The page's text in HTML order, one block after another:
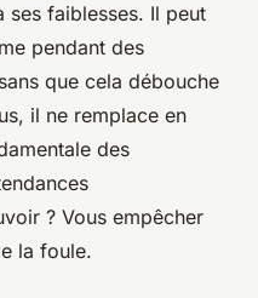
ses faiblesses. Il peut
pendant des
que cela débouche
il ne remplace en
des
? Vous empêcher
la foule.